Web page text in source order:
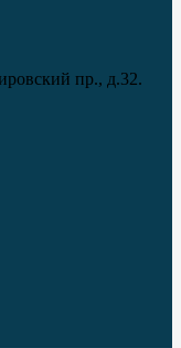
пр., д.32.